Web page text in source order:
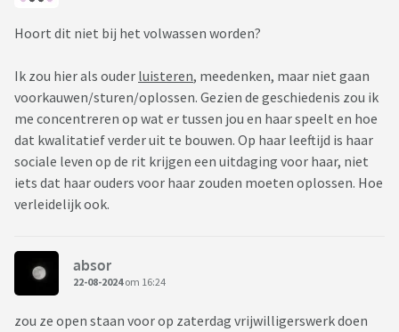
Hoort dit niet bij het volwassen worden?
Ik zou hier als ouder luisteren, meedenken, maar niet gaan
voorkauwen/sturen/oplossen. Gezien de geschiedenis zou ik
me concentreren op wat er tussen jou en haar speelt en hoe
dat kwalitatief verder uit te bouwen. Op haar leeftijd is haar
sociale leven op de rit krijgen een uitdaging voor haar, niet
iets dat haar ouders voor haar zouden moeten oplossen. Hoe
verleidelijk ook.
absor
22-08-2024om 16:24
zou ze open staan voor op zaterdag vrijwilligerswerk doen